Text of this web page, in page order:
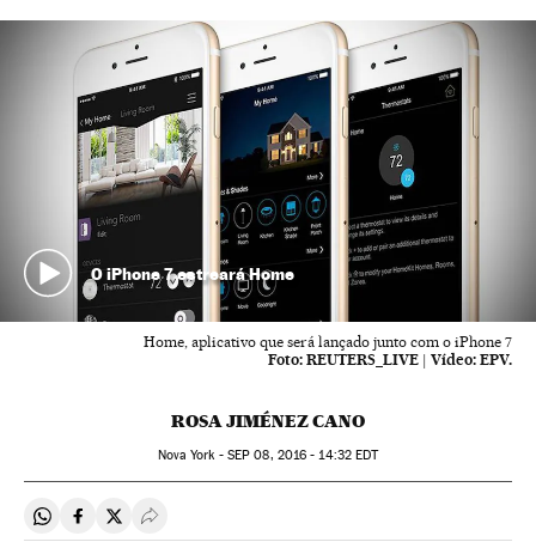
O iPhone 7 estreará Home
Home, aplicativo que será lançado junto com o iPhone 7
Foto: REUTERS_LIVE | Vídeo: EPV.
ROSA JIMÉNEZ CANO
Nova York - SEP 08, 2016 - 14:32EDT
Compartir en Whatsapp
Compartir en Facebook
Compartir en Twitter
Desplegar Redes Sociales